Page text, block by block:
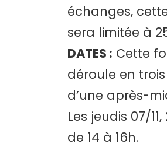
échanges,
sera limitée à
DATES : Cette
déroule en
d’une après-
Les jeudis 07/11,
de 14 à 16h.